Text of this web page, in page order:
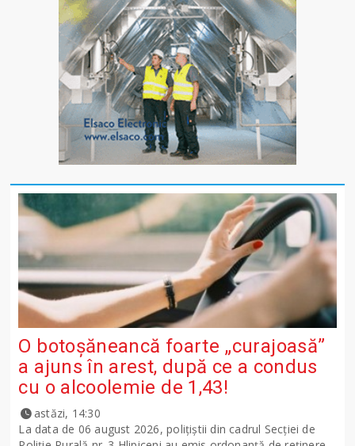
O botoșăneancă foarte „curajoasă”
a ajuns în arest, după ce a condus
cu o alcoolemie de 1,43!
astăzi, 14:30
La data de 06 august 2026, polițiștii din cadrul Secției de